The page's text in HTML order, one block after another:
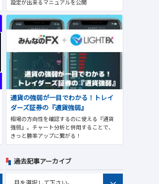
設定が出来るマニュアルを公開
通貨の強弱が一目でわかる！トレイ
ダーズ証券の『通貨強弱』
相場の方向性を確認するのに使える『通貨
強弱』。チャート分析と併用することで、
きっと勝率アップに繋がる！
過去記事アーカイブ